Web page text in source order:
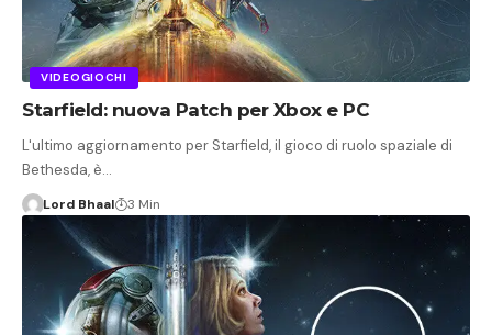
VIDEOGIOCHI
Starfield: nuova Patch per Xbox e PC
L'ultimo aggiornamento per Starfield, il gioco di ruolo spaziale di
Bethesda, è…
Lord Bhaal 3 Min